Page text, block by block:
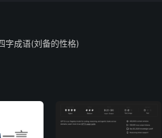
字成语(刘备的性格)